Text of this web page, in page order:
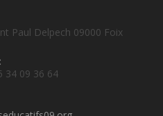
Paul Delpech 09000 Foix
34 09 36 64